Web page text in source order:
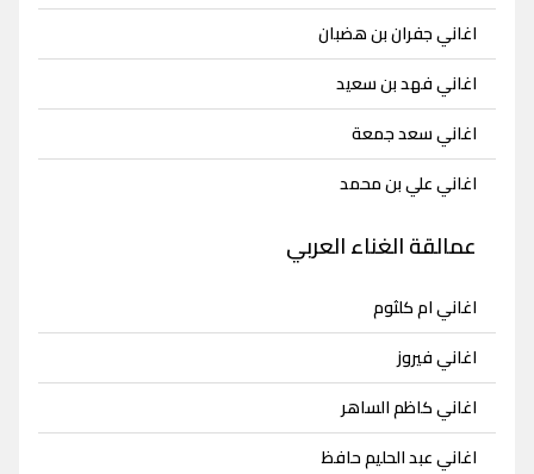
اغاني جفران بن هضبان
اغاني فهد بن سعيد
اغاني سعد جمعة
اغاني علي بن محمد
عمالقة الغناء العربي
اغاني ام كلثوم
اغاني فيروز
اغاني كاظم الساهر
اغاني عبد الحليم حافظ